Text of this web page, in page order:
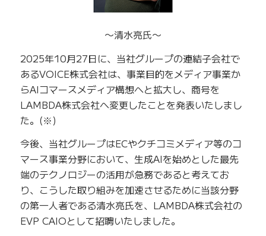
〜清水亮氏〜
2025年10月27日に、当社グループの連結子会社で
あるVOICE株式会社は、事業目的をメディア事業か
らAIコマースメディア構想へと拡大し、商号を
LAMBDA株式会社へ変更したことを発表いたしまし
た。(※)
今後、当社グループはECやクチコミメディア等のコ
マース事業分野において、生成AIを始めとした最先
端のテクノロジーの活用が急務であると考えてお
り、こうした取り組みを加速させるために当該分野
の第一人者である清水亮氏を、LAMBDA株式会社の
EVP CAIOとして招聘いたしました。